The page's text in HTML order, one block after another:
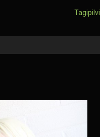
Tagipilvi